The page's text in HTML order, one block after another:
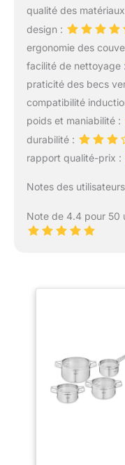
qualité des
design :
ergonomie des
facilité de nettoyage :
praticité des becs
compatibilité
poids et maniabilité :
durabilité :
rapport qualité-prix :
Notes des
Note de 4.4 pour 50